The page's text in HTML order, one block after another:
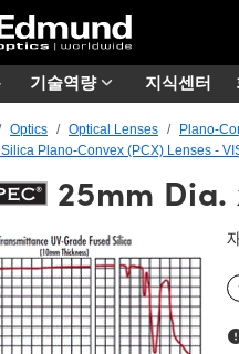
기술역량 지식센터
Optics Optical Lenses Plano-
Plano-Convex (PCX) Lenses -
25mm Dia.